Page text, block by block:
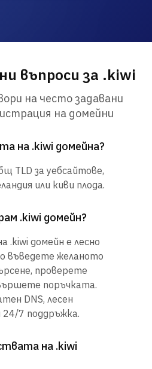
въпроси за .kiwi
на често задавани
на домейни
на .kiwi домейна?
TLD за уебсайтове,
или киви плода.
.kiwi домейн?
.kiwi домейн е лесно
въведете желаното
проверете
поръчката.
DNS, лесен
24/7 поддръжка.
на .kiwi